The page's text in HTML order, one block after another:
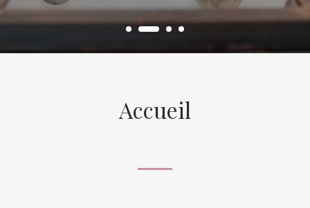
Accueil